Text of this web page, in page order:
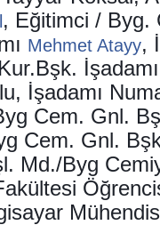
, Eğitimci / Byg.
Mehmet Atayy,
İşadamı
Cem. Gnl.
Cem. Gnl.
Md./Byg